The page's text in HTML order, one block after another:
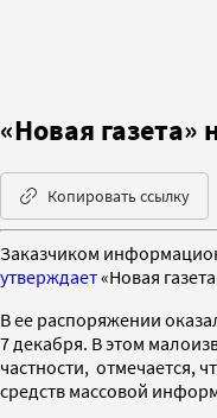
«Новая
Копировать ссылку
Заказчиком
утверждает«Новая
В ее распоряжении
7 декабря. В этом
частности, отмечается,
средств массовой